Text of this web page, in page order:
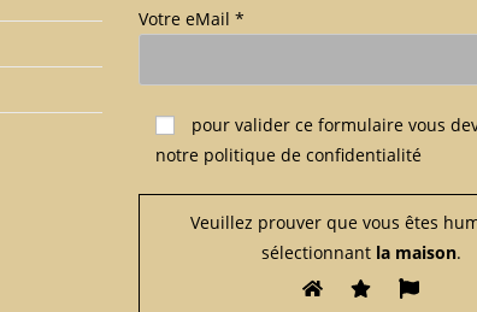
Votre eMail *
Veuillez laisser ce champ vide.
pour valider ce formulaire vous
notre politique de confidentialité
Veuillez prouver que vous êtes
sélectionnantla maison.